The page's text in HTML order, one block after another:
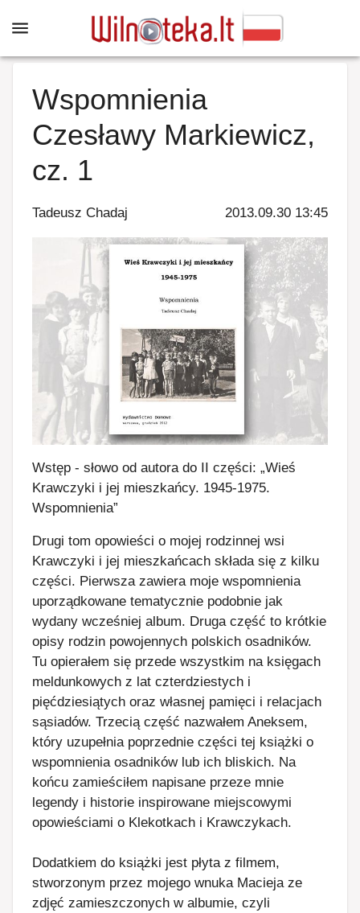
Wspomnienia
Czesławy Markiewicz,
cz. 1
Tadeusz Chadaj 2013.09.30 13:45
Wstęp - słowo od autora do II części: „Wieś
Krawczyki i jej mieszkańcy. 1945-1975.
Wspomnienia”
Drugi tom opowieści o mojej rodzinnej wsi
Krawczyki i jej mieszkańcach składa się z kilku
części. Pierwsza zawiera moje wspomnienia
uporządkowane tematycznie podobnie jak
wydany wcześniej album. Druga część to krótkie
opisy rodzin powojennych polskich osadników.
Tu opierałem się przede wszystkim na księgach
meldunkowych z lat czterdziestych i
pięćdziesiątych oraz własnej pamięci i relacjach
sąsiadów. Trzecią część nazwałem Aneksem,
który uzupełnia poprzednie części tej książki o
wspomnienia osadników lub ich bliskich. Na
końcu zamieściłem napisane przeze mnie
legendy i historie inspirowane miejscowymi
opowieściami o Klekotkach i Krawczykach.
Dodatkiem do książki jest płyta z filmem,
stworzonym przez mojego wnuka Macieja ze
zdjęć zamieszczonych w albumie, czyli